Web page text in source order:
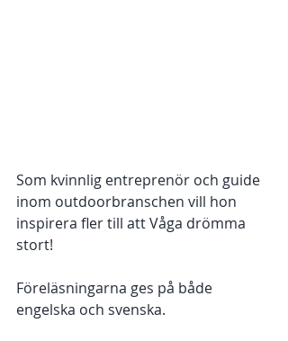
Som kvinnlig entreprenör och guide
inom outdoorbranschen vill hon
inspirera fler till att Våga drömma
stort!
Föreläsningarna ges på både
engelska och svenska.